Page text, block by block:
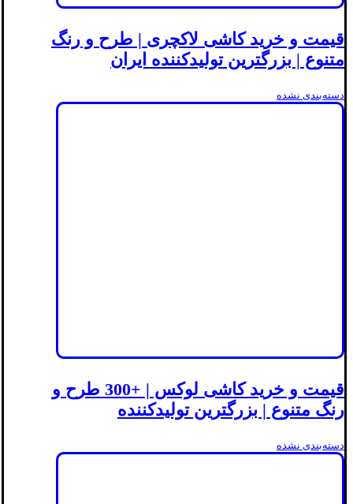
قیمت و خرید کاشی لاکچری | طرح و رنگ
متنوع | بزرگترین تولیدکننده ایران
دسته‌بندی نشده
قیمت و خرید کاشی لوکس | +300 طرح و
رنگ متنوع | بزرگترین تولیدکننده
دسته‌بندی نشده